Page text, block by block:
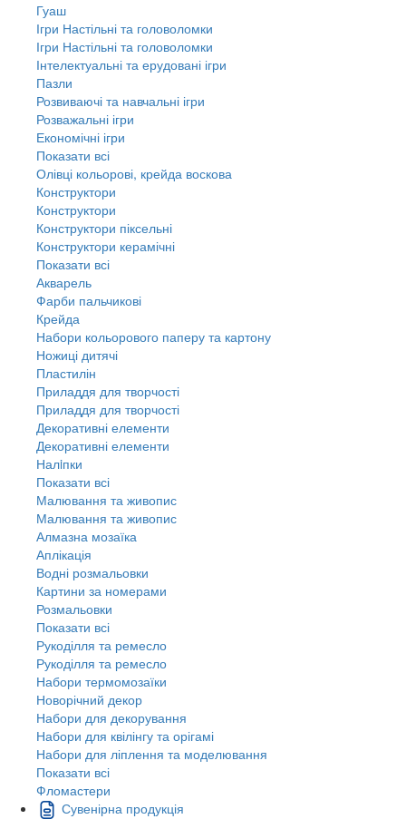
Гуаш
Ігри Настільні та головоломки
Ігри Настільні та головоломки
Інтелектуальні та ерудовані ігри
Пазли
Розвиваючі та навчальні ігри
Розважальні ігри
Економічні ігри
Показати всі
Олівці кольорові, крейда воскова
Конструктори
Конструктори
Конструктори піксельні
Конструктори керамічні
Показати всі
Акварель
Фарби пальчикові
Крейда
Набори кольорового паперу та картону
Ножиці дитячі
Пластилін
Приладдя для творчості
Приладдя для творчості
Декоративні елементи
Декоративні елементи
Налiпки
Показати всі
Малювання та живопис
Малювання та живопис
Алмазна мозаїка
Аплікація
Водні розмальовки
Картини за номерами
Розмальовки
Показати всі
Рукоділля та ремесло
Рукоділля та ремесло
Набори термомозаїки
Новорічний декор
Набори для декорування
Набори для квілінгу та орігамі
Набори для ліплення та моделювання
Показати всі
Фломастери
Сувенірна продукція